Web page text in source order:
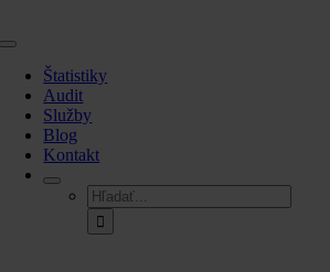
to
Toggle
NavigationŠtatistiky
Audit
Služby
Blog
Kontakt
Hľadať: